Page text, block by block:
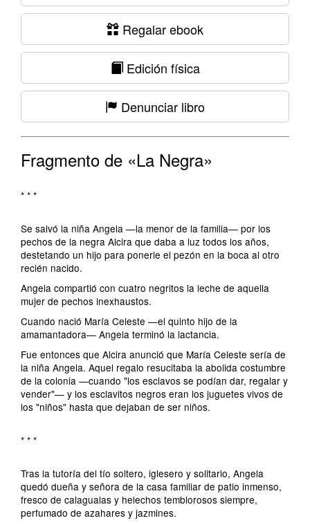
Regalar ebook
Edición física
Denunciar libro
Fragmento de «La Negra»
* * *
Se salvó la niña Angela —la menor de la familia— por los
pechos de la negra Alcira que daba a luz todos los años,
destetando un hijo para ponerle el pezón en la boca al otro
recién nacido.
Angela compartió con cuatro negritos la leche de aquella
mujer de pechos inexhaustos.
Cuando nació María Celeste —el quinto hijo de la
amamantadora— Angela terminó la lactancia.
Fue entonces que Alcira anunció que María Celeste sería de
la niña Angela. Aquel regalo resucitaba la abolida costumbre
de la colonia —cuando "los esclavos se podían dar, regalar y
vender"— y los esclavitos negros eran los juguetes vivos de
los "niños" hasta que dejaban de ser niños.
* * *
Tras la tutoría del tío soltero, iglesero y solitario, Angela
quedó dueña y señora de la casa familiar de patio inmenso,
fresco de calagualas y helechos temblorosos siempre,
perfumado de azahares y jazmines.